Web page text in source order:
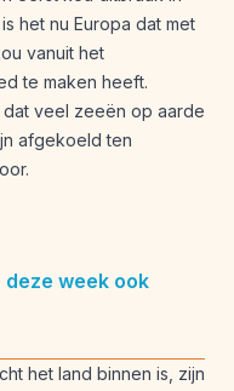
het nu Europa dat met
vanuit het
te maken heeft.
veel zeeën op aarde
afgekoeld ten
week ook
het land binnen is, zijn